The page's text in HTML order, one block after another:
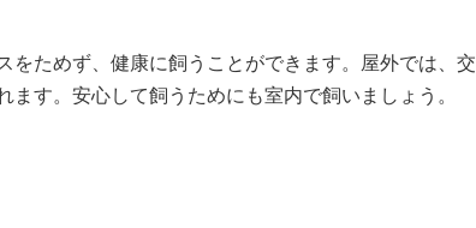
ためず、健康に飼うことができます。屋外では、交
す。安心して飼うためにも室内で飼いましょう。